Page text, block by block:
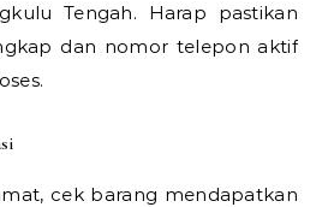
Tengah. Harap pastikan
dan nomor telepon aktif
cek barang mendapatkan